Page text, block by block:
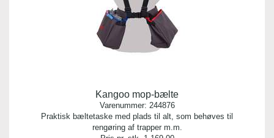
Kangoo mop-bælte
Varenummer: 244876
Praktisk bæltetaske med plads til alt, som behøves til
rengøring af trapper m.m.